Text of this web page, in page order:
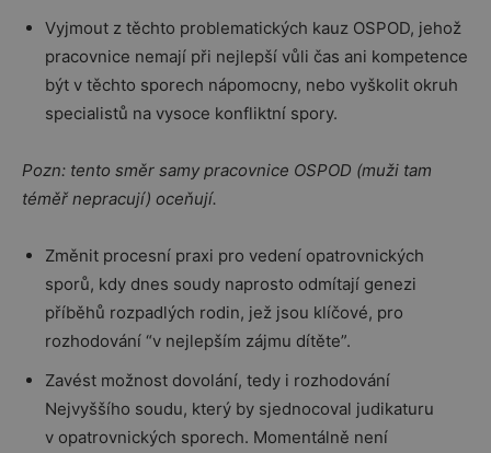
Vyjmout z těchto problematických kauz OSPOD, jehož
pracovnice nemají při nejlepší vůli čas ani kompetence
být v těchto sporech nápomocny, nebo vyškolit okruh
specialistů na vysoce konfliktní spory.
Pozn: tento směr samy pracovnice OSPOD (muži tam
téměř nepracují) oceňují.
Změnit procesní praxi pro vedení opatrovnických
sporů, kdy dnes soudy naprosto odmítají genezi
příběhů rozpadlých rodin, jež jsou klíčové, pro
rozhodování “v nejlepším zájmu dítěte”.
Zavést možnost dovolání, tedy i rozhodování
Nejvyššího soudu, který by sjednocoval judikaturu
v opatrovnických sporech. Momentálně není